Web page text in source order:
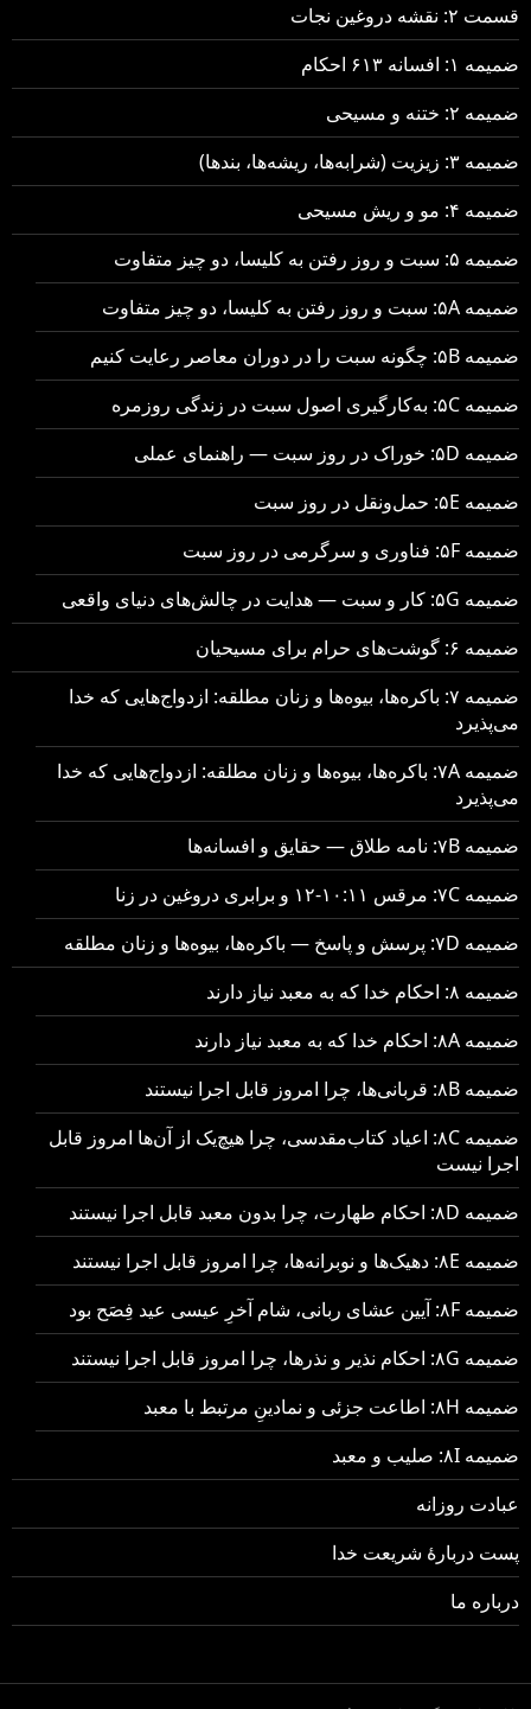
قسمت ۲: نقشه دروغین نجات
ضمیمه ۱: افسانه ۶۱۳ احکام
ضمیمه ۲: ختنه و مسیحی
ضمیمه ۳: زیزیت (شرابه‌ها، ریشه‌ها، بندها)
ضمیمه ۴: مو و ریش مسیحی
ضمیمه ۵: سبت و روز رفتن به کلیسا، دو چیز متفاوت
ضمیمه ۵A: سبت و روز رفتن به کلیسا، دو چیز متفاوت
ضمیمه ۵B: چگونه سبت را در دوران معاصر رعایت کنیم
ضمیمه ۵C: به‌کارگیری اصول سبت در زندگی روزمره
ضمیمه ۵D: خوراک در روز سبت — راهنمای عملی
ضمیمه ۵E: حمل‌ونقل در روز سبت
ضمیمه ۵F: فناوری و سرگرمی در روز سبت
ضمیمه ۵G: کار و سبت — هدایت در چالش‌های دنیای واقعی
ضمیمه ۶: گوشت‌های حرام برای مسیحیان
ضمیمه ۷: باکره‌ها، بیوه‌ها و زنان مطلقه: ازدواج‌هایی که خدا
می‌پذیرد
ضمیمه ۷A: باکره‌ها، بیوه‌ها و زنان مطلقه: ازدواج‌هایی که خدا
می‌پذیرد
ضمیمه ۷B: نامه طلاق — حقایق و افسانه‌ها
ضمیمه ۷C: مرقس ۱۰:۱۱-۱۲ و برابری دروغین در زنا
ضمیمه ۷D: پرسش و پاسخ — باکره‌ها، بیوه‌ها و زنان مطلقه
ضمیمه ۸: احکام خدا که به معبد نیاز دارند
ضمیمه ۸A: احکام خدا که به معبد نیاز دارند
ضمیمه ۸B: قربانی‌ها، چرا امروز قابل اجرا نیستند
ضمیمه ۸C: اعیاد کتاب‌مقدسی، چرا هیچ‌یک از آن‌ها امروز قابل
اجرا نیست
ضمیمه ۸D: احکام طهارت، چرا بدون معبد قابل اجرا نیستند
ضمیمه ۸E: دهیک‌ها و نوبرانه‌ها، چرا امروز قابل اجرا نیستند
ضمیمه ۸F: آیین عشای ربانی، شام آخرِ عیسی عید فِصَح بود
ضمیمه ۸G: احکام نذیر و نذرها، چرا امروز قابل اجرا نیستند
ضمیمه ۸H: اطاعت جزئی و نمادینِ مرتبط با معبد
ضمیمه ۸I: صلیب و معبد
عبادت روزانه
پست دربارهٔ شریعت خدا
درباره ما